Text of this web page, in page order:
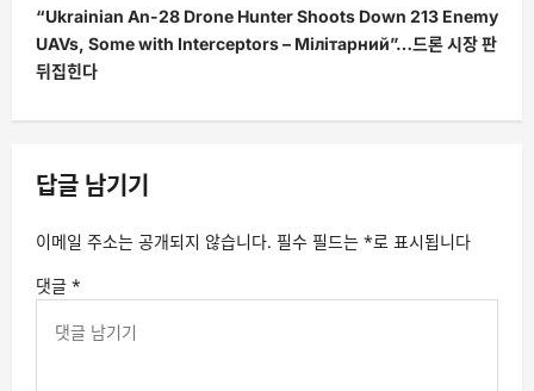
“Ukrainian An-28 Drone Hunter Shoots Down 213 Enemy
UAVs, Some with Interceptors – Мілітарний”…드론 시장 판
뒤집힌다
답글 남기기
이메일 주소는 공개되지 않습니다. 필수 필드는 *로 표시됩니다
댓글 *